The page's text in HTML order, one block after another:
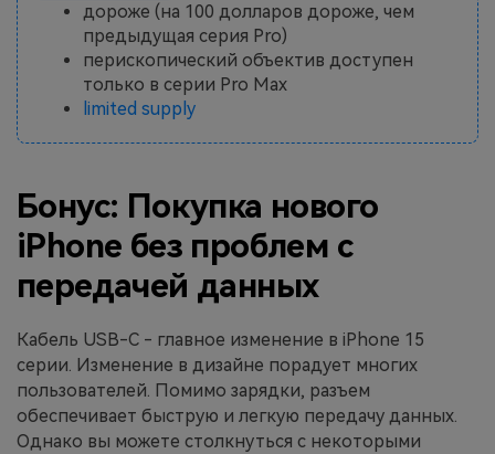
дороже (на 100 долларов дороже, чем
предыдущая серия Pro)
перископический объектив доступен
только в серии Pro Max
limited supply
Бонус: Покупка нового
iPhone без проблем с
передачей данных
Кабель USB-C - главное изменение в iPhone 15
серии. Изменение в дизайне порадует многих
пользователей. Помимо зарядки, разъем
обеспечивает быструю и легкую передачу данных.
Однако вы можете столкнуться с некоторыми